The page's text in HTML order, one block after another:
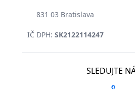
831 03 Bratislava
IČ DPH: SK2122114247
SLEDUJTE